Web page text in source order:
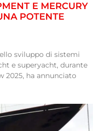
E MERCURY
POTENTE
sviluppo di sistemi
e superyacht, durante
2025, ha annunciato